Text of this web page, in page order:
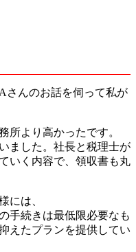
さんのお話を伺って私が
所より高かったです。
ました。 社長と税理士が
いく内容で、領収書も丸
には、
手続きは最低限必要なも
えたプランを提供してい